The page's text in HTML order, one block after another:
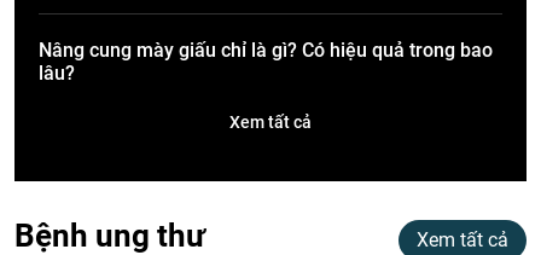
Nâng cung mày giấu chỉ là gì? Có hiệu quả trong bao
lâu?
Xem tất cả
Bệnh ung thư Xem tất cả